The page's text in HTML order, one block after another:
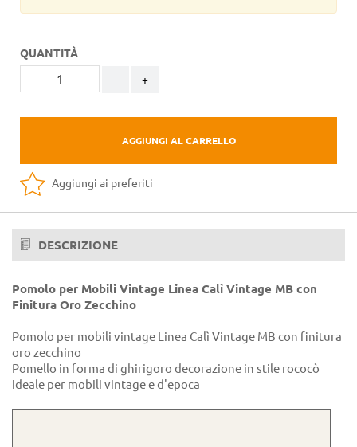
QUANTITÀ
- +
AGGIUNGI AL CARRELLO
Aggiungi ai preferiti
DESCRIZIONE
Pomolo per Mobili Vintage Linea Calì Vintage MB con
Finitura Oro Zecchino
Pomolo per mobili vintage Linea Calì Vintage MB con finitura
oro zecchino
Pomello in forma di ghirigoro decorazione in stile rococò
ideale per mobili vintage e d'epoca